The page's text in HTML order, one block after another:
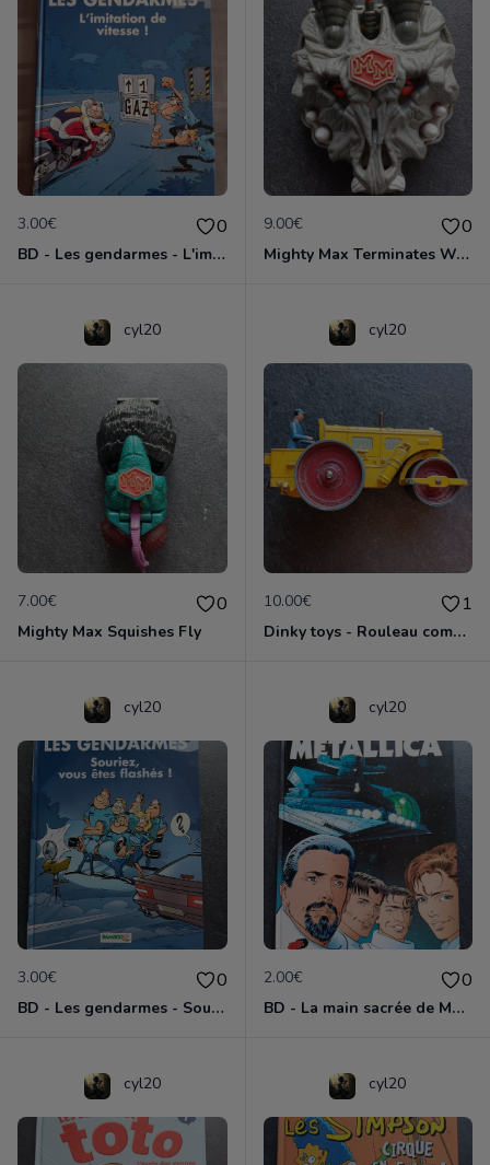
3.00€ 0
BD - Les gendarmes - L'imitation de vitesse - Tome 14
9.00€ 0
Mighty Max Terminates Wolfship 7
cyl20
7.00€ 0
Mighty Max Squishes Fly
cyl20
10.00€ 1
Dinky toys - Rouleau compresseur - Richier 90A
cyl20
3.00€ 0
BD - Les gendarmes - Souriez, vous êtes flashés - Tome 5
cyl20
2.00€ 0
BD - La main sacrée de Metallica
cyl20 cyl20